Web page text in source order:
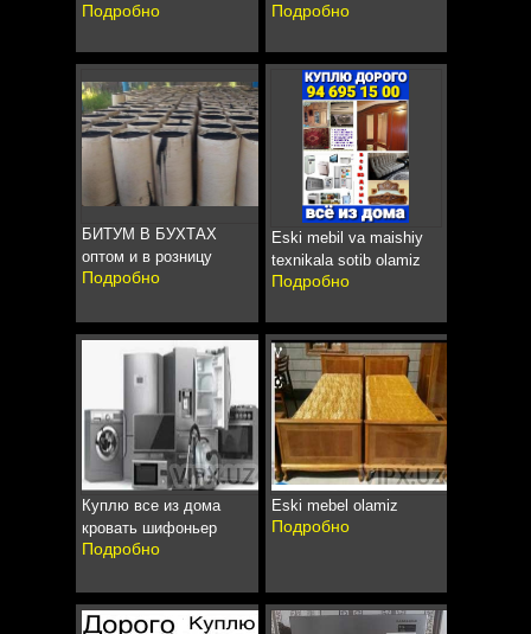
Подробно Подробно
БИТУМ В БУХТАХ
оптом и в розницу
Подробно
Eski mebil va maishiy
texnikala sotib olamiz
Подробно
Куплю все из дома
кровать шифоньер
Подробно
Eski mebel olamiz
Подробно